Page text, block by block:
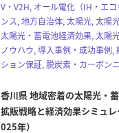
V・V2H, オール電化（IH・エ
ンス, 地方自治体, 太陽光, 太陽
太陽光・蓄電池経済効果, 太陽
ノウハウ, 導入事例・成功事例,
ション保証, 脱炭素・カーボン
香川県 地域密着の太陽光・
拡販戦略と経済効果シミュ
025年）